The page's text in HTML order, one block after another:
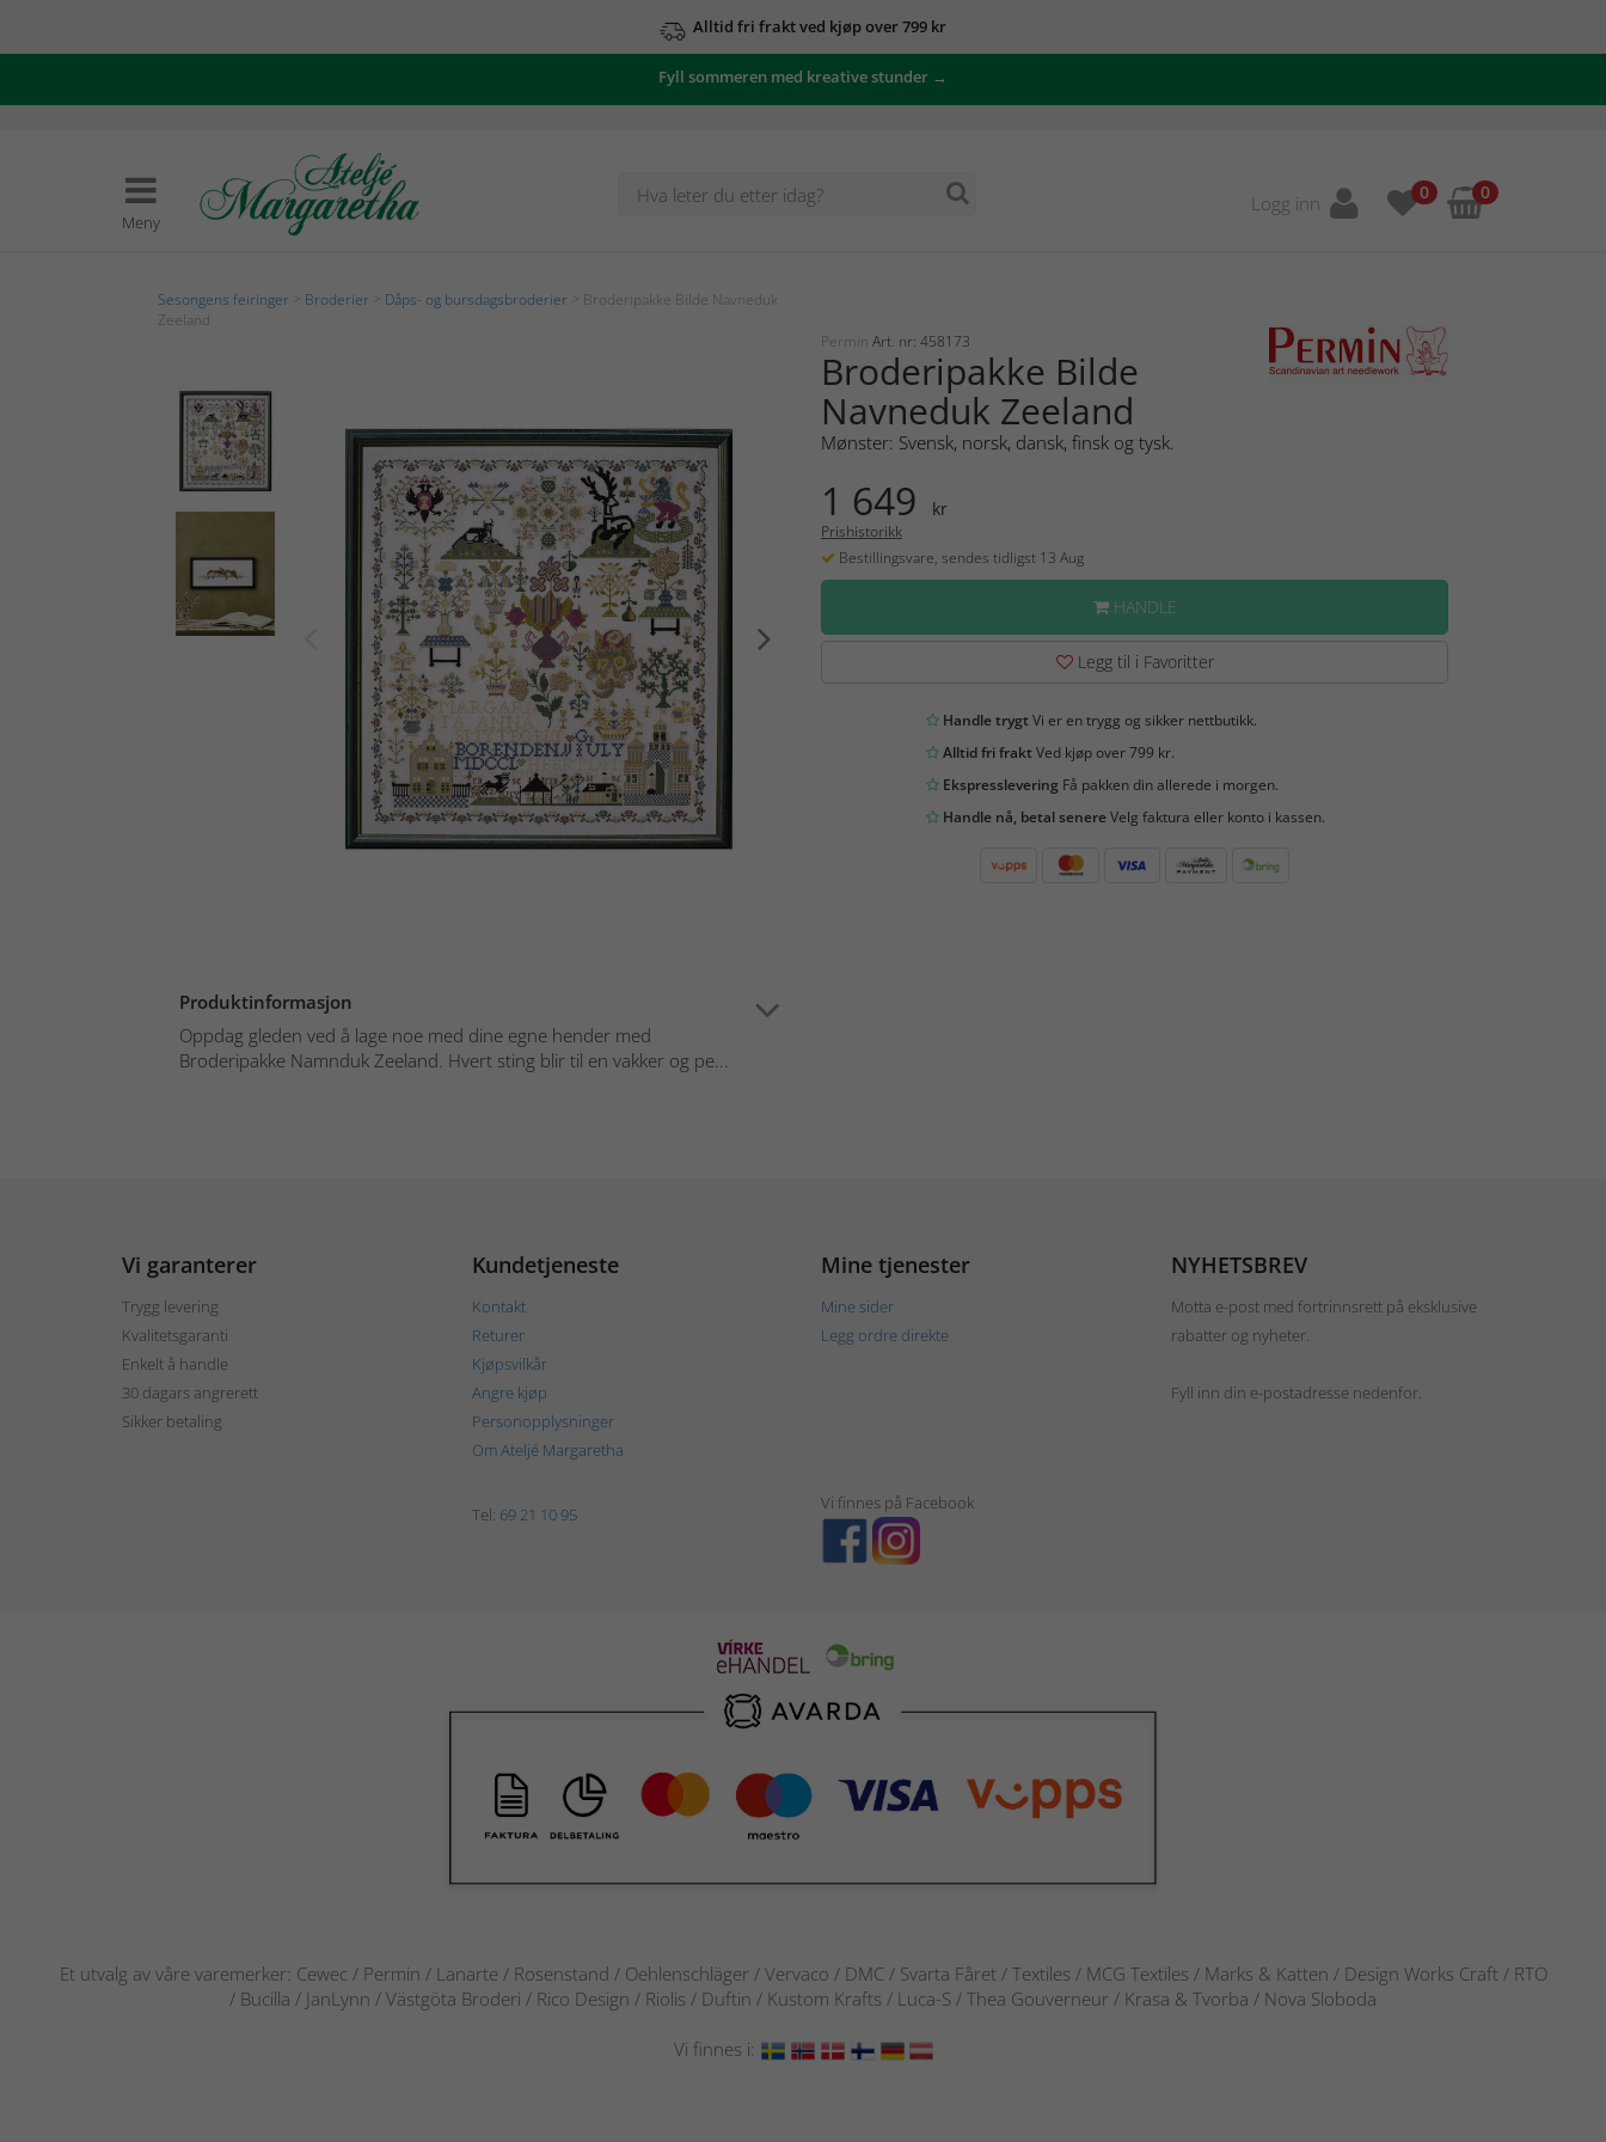
Alltid fri frakt ved kjøp over 799 kr
Fyll sommeren med kreative stunder →
Meny
Logg inn 0 0
Sesongens feiringer Broderier Dåps- og bursdagsbroderier > Broderipakke Bilde Navneduk
Zeeland
Produktinformasjon
Oppdag gleden ved å lage noe med dine egne hender med
Broderipakke Namnduk Zeeland. Hvert sting blir til en vakker og pe...
Permin Art. nr: 458173
Broderipakke Bilde
Navneduk Zeeland
Mønster: Svensk, norsk, dansk, finsk og tysk.
1 649 kr
Prishistorikk
Bestillingsvare, sendes tidligst 13 Aug
HANDLE
Legg til i Favoritter
Handle trygtVi er en trygg og sikker nettbutikk.
Alltid fri fraktVed kjøp over 799 kr.
EkspressleveringFå pakken din allerede i morgen.
Handle nå, betal senereVelg faktura eller konto i kassen.
Vi garanterer
Trygg levering
Kvalitetsgaranti
Enkelt å handle
30 dagars angrerett
Sikker betaling
Kundetjeneste
Kontakt
Returer
Kjøpsvilkår
Angre kjøp
Personopplysninger
Om Ateljé Margaretha
Mine tjenester
Mine sider
Legg ordre direkte
NYHETSBREV
Motta e-post med fortrinnsrett på eksklusive
rabatter og nyheter.
Fyll inn din e-postadresse nedenfor.
Tel: 69 21 10 95
Vi finnes på Facebook
Et utvalg av våre varemerker: Cewec / Permin / Lanarte / Rosenstand / Oehlenschläger / Vervaco / DMC / Svarta Fåret / Textiles / MCG Textiles / Marks & Katten / Design Works Craft / RTO
/ Bucilla / JanLynn / Västgöta Broderi / Rico Design / Riolis / Duftin / Kustom Krafts / Luca-S / Thea Gouverneur / Krasa & Tvorba / Nova Sloboda
Vi finnes i: